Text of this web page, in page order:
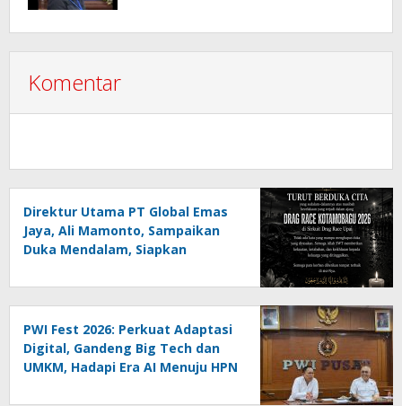
Komentar
Direktur Utama PT Global Emas
Jaya, Ali Mamonto, Sampaikan
Duka Mendalam, Siapkan
Race Kotamobagu
PWI Fest 2026: Perkuat Adaptasi
Digital, Gandeng Big Tech dan
UMKM, Hadapi Era AI Menuju HPN